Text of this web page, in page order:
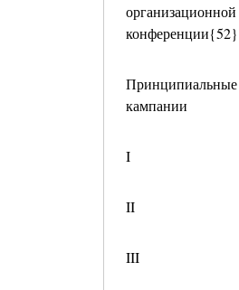
конференции{52}
Принципиальные
кампании
I
II
III